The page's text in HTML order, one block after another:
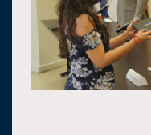
Responsabilidad
social
Vinculación
Historia